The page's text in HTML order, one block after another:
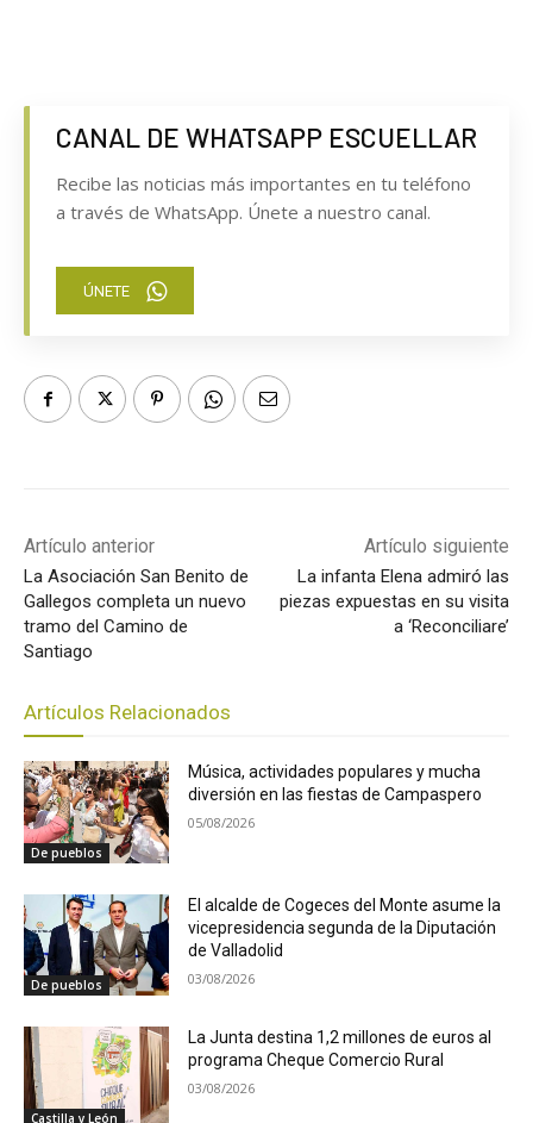
CANAL DE WHATSAPP ESCUELLAR
Recibe las noticias más importantes en tu teléfono
a través de WhatsApp. Únete a nuestro canal.
ÚNETE
Artículo anterior
La Asociación San Benito de
Gallegos completa un nuevo
tramo del Camino de
Santiago
Artículo siguiente
La infanta Elena admiró las
piezas expuestas en su visita
a ‘Reconciliare’
Artículos Relacionados
De pueblos
Música, actividades populares y mucha
diversión en las fiestas de Campaspero
05/08/2026
De pueblos
El alcalde de Cogeces del Monte asume la
vicepresidencia segunda de la Diputación
de Valladolid
03/08/2026
Castilla y León
La Junta destina 1,2 millones de euros al
programa Cheque Comercio Rural
03/08/2026